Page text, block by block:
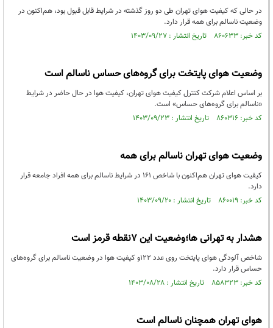
در حالی که کیفیت هوای تهران طی دو روز گذشته در شرایط قابل قبول بود، هم‌اکنون در
وضعیت ناسالم برای همه قرار دارد.
کد خبر: ۸۶۰۶۳۳ تاریخ انتشار : ۱۴۰۳/۰۹/۲۷
وضعیت هوای پایتخت برای گروه‌های حساس ناسالم است
بر اساس اعلام شرکت کنترل کیفیت هوای تهران، کیفیت هوا در حال حاضر در شرایط
«ناسالم برای گروه‌های حساس» است.
کد خبر: ۸۶۰۳۱۶ تاریخ انتشار : ۱۴۰۳/۰۹/۲۳
وضعیت هوای تهران ناسالم برای همه
کیفیت هوای تهران هم‌اکنون با شاخص ۱۶۱ در شرایط ناسالم برای همه افراد جامعه قرار
دارد.
کد خبر: ۸۶۰۰۱۹ تاریخ انتشار : ۱۴۰۳/۰۹/۲۰
هشدار به تهرانی ها؛وضعیت این 7نقطه قرمز است
شاخص آلودگی هوای پایتخت روی عدد 122و کیفیت هوا در وضعیت ناسالم برای گروه‌های
حساس قرار دارد.
کد خبر: ۸۵۸۳۲۳ تاریخ انتشار : ۱۴۰۳/۰۸/۲۸
هوای تهران همچنان ناسالم است